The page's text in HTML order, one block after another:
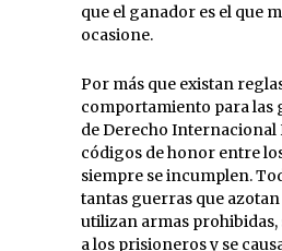
que el ganador es el que
ocasione.
Por más que existan
comportamiento para las
de Derecho
códigos de honor entre
siempre se incumplen.
tantas guerras que
utilizan armas prohibidas,
a los prisioneros y se